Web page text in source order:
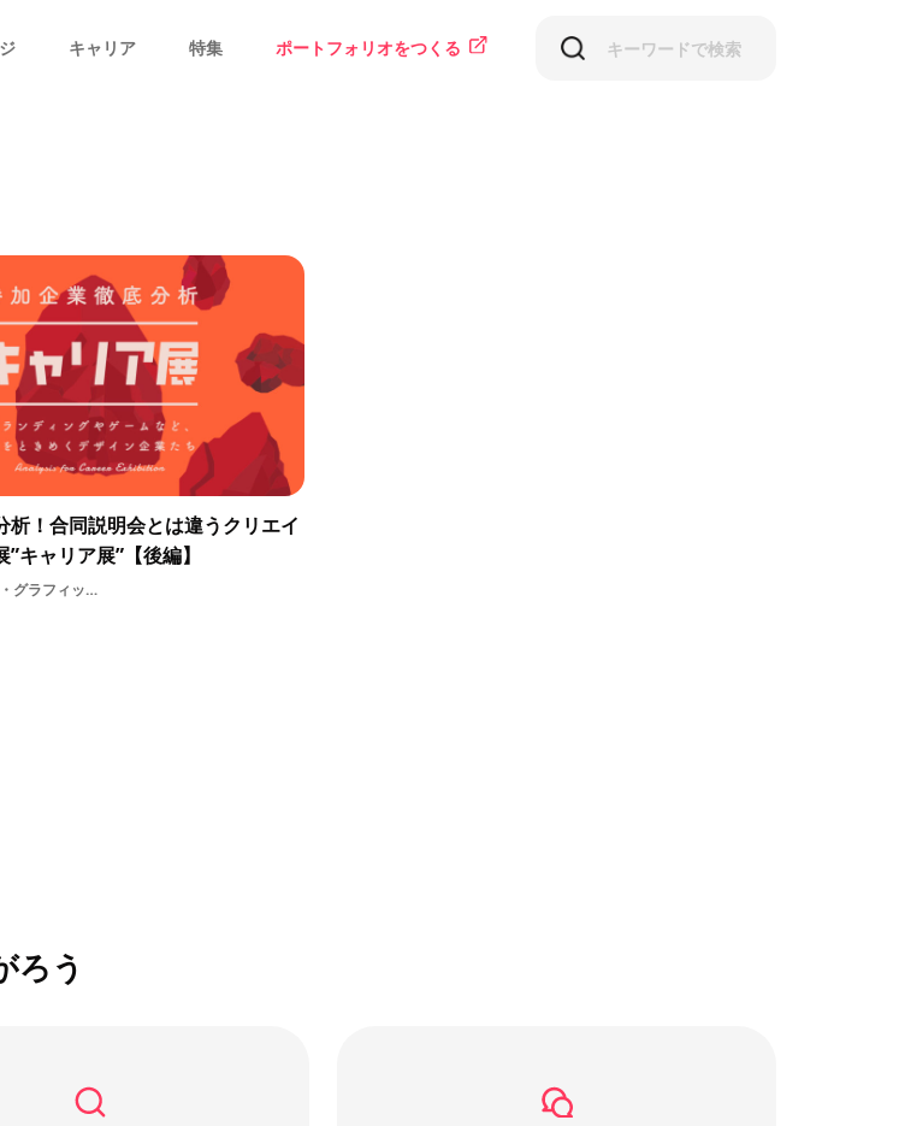
キャリア 特集 ポートフォリオをつくる
析！合同説明会とは違うクリエイ
キャリア展”【後編】
グラフィックデザイナーソーシャルデザインはたらくビビビットデザインイラストグラフィックイラストレーター3DDESIGNITDTPグラフィッカーデザインゲームスキル出展企業ソーシャルゲーム
ろう